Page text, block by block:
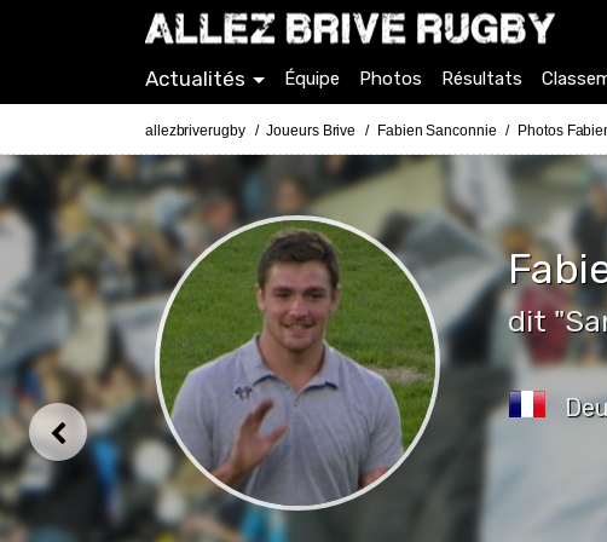
Actualités Équipe Photos Résultats
allezbriverugby Joueurs Brive Fabien Sanconnie Photos
dit